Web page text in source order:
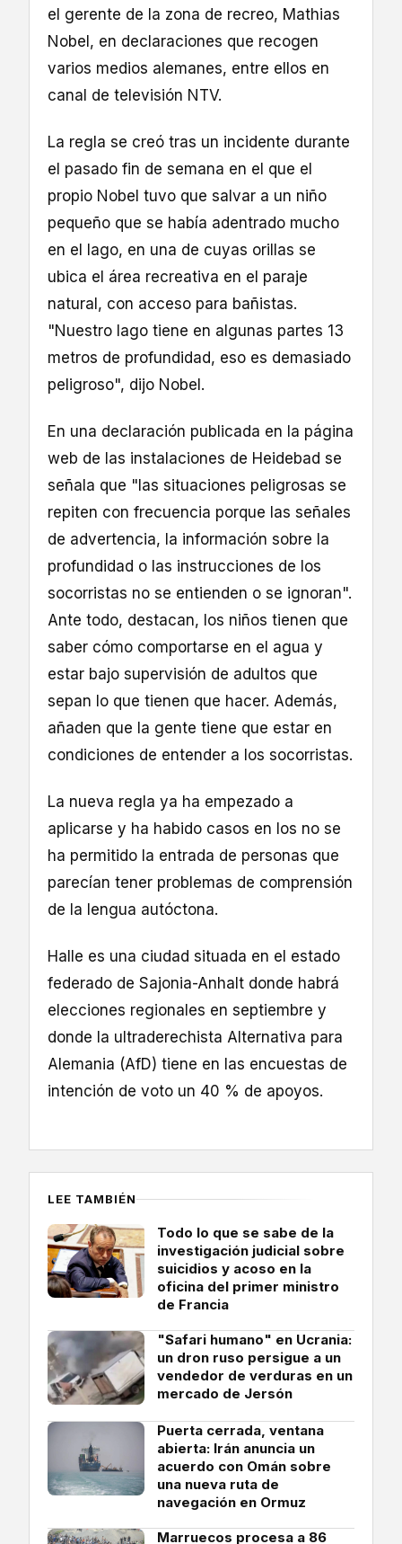
el gerente de la zona de recreo, Mathias
Nobel, en declaraciones que recogen
varios medios alemanes, entre ellos en
canal de televisión NTV.
La regla se creó tras un incidente durante
el pasado fin de semana en el que el
propio Nobel tuvo que salvar a un niño
pequeño que se había adentrado mucho
en el lago, en una de cuyas orillas se
ubica el área recreativa en el paraje
natural, con acceso para bañistas.
"Nuestro lago tiene en algunas partes 13
metros de profundidad, eso es demasiado
peligroso", dijo Nobel.
En una declaración publicada en la página
web de las instalaciones de Heidebad se
señala que "las situaciones peligrosas se
repiten con frecuencia porque las señales
de advertencia, la información sobre la
profundidad o las instrucciones de los
socorristas no se entienden o se ignoran".
Ante todo, destacan, los niños tienen que
saber cómo comportarse en el agua y
estar bajo supervisión de adultos que
sepan lo que tienen que hacer. Además,
añaden que la gente tiene que estar en
condiciones de entender a los socorristas.
La nueva regla ya ha empezado a
aplicarse y ha habido casos en los no se
ha permitido la entrada de personas que
parecían tener problemas de comprensión
de la lengua autóctona.
Halle es una ciudad situada en el estado
federado de Sajonia-Anhalt donde habrá
elecciones regionales en septiembre y
donde la ultraderechista Alternativa para
Alemania (AfD) tiene en las encuestas de
intención de voto un 40 % de apoyos.
LEE TAMBIÉN
Todo lo que se sabe de la
investigación judicial sobre
suicidios y acoso en la
oficina del primer ministro
de Francia
"Safari humano" en Ucrania:
un dron ruso persigue a un
vendedor de verduras en un
mercado de Jersón
Puerta cerrada, ventana
abierta: Irán anuncia un
acuerdo con Omán sobre
una nueva ruta de
navegación en Ormuz
Marruecos procesa a 86